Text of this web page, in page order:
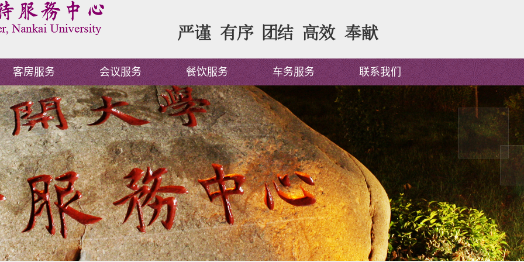
客房服务 会议服务 餐饮服务 车务服务 联系我们